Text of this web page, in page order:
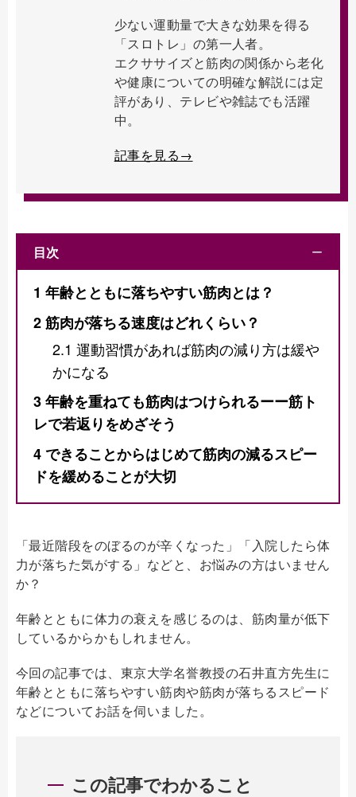
少ない運動量で大きな効果を得る
「スロトレ」の第一人者。
エクササイズと筋肉の関係から老化
や健康についての明確な解説には定
評があり、テレビや雑誌でも活躍
中。
記事を見る→
目次 ー
1 年齢とともに落ちやすい筋肉とは？
2筋肉が落ちる速度はどれくらい？
2.1 運動習慣があれば筋肉の減り方は緩や
かになる
3年齢を重ねても筋肉はつけられるーー筋ト
レで若返りをめざそう
4 できることからはじめて筋肉の減るスピー
ドを緩めることが大切
「最近階段をのぼるのが辛くなった」「入院したら体
力が落ちた気がする」などと、お悩みの方はいません
か？
年齢とともに体力の衰えを感じるのは、筋肉量が低下
しているからかもしれません。
今回の記事では、東京大学名誉教授の石井直方先生に
年齢とともに落ちやすい筋肉や筋肉が落ちるスピード
などについてお話を伺いました。
この記事でわかること